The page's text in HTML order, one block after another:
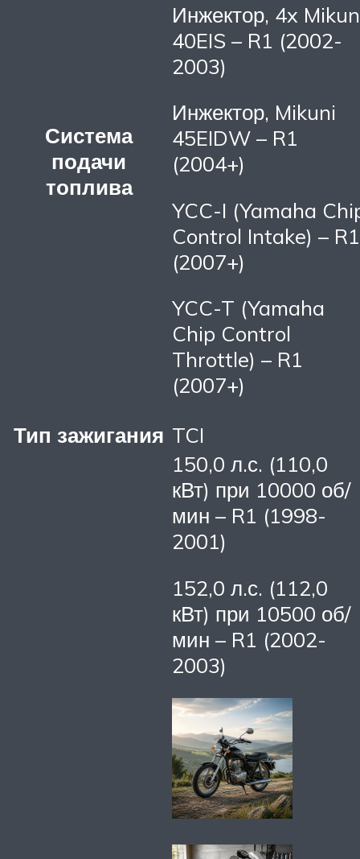
Система
подачи
топлива
Инжектор, 4x
40EIS – R1 (2002-
2003)
Инжектор, Mikuni
45EIDW – R1
(2004+)
YCC-I (Yamaha
Control Intake) – R1
(2007+)
YCC-T (Yamaha
Chip Control
Throttle) – R1
(2007+)
Тип зажигания TCI
150,0 л.с. (110,0
кВт) при 10000 об/
мин – R1 (1998-
2001)
152,0 л.с. (112,0
кВт) при 10500 об/
мин – R1 (2002-
2003)